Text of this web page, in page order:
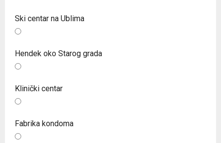
Ski centar na Ublima
Hendek oko Starog grada
Klinički centar
Fabrika kondoma